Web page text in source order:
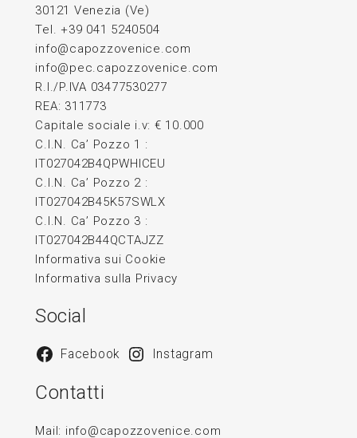
30121 Venezia (Ve)
Tel. +39 041 5240504
info@capozzovenice.com
info@pec.capozzovenice.com
R.I./P.IVA 03477530277
REA: 311773
Capitale sociale i.v: € 10.000
C.I.N. Ca’ Pozzo 1 :
IT027042B4QPWHICEU
C.I.N. Ca’ Pozzo 2 :
IT027042B45K57SWLX
C.I.N. Ca’ Pozzo 3 :
IT027042B44QCTAJZZ
Informativa sui Cookie
Informativa sulla Privacy
Social
Facebook Instagram
Contatti
Mail: info@capozzovenice.com